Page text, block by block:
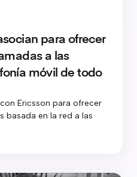
para ofrecer
a las
móvil de todo
Ericsson para ofrecer
basada en la red a las